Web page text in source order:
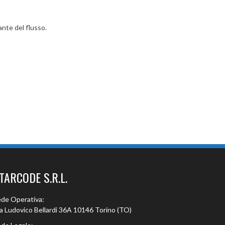
del flusso.
S.R.L.
Operativa:
Ludovico Bellardi 36A 10146 Torino (TO)